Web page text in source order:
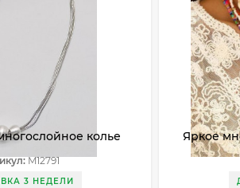
колье
M12791
3 НЕДЕЛИ
Яркое